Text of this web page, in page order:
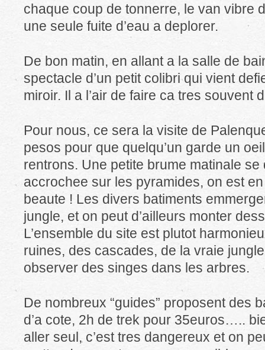
chaque coup de tonnerre, le van vibre
une seule fuite d’eau a deplorer.
De bon matin, en allant a la salle de
spectacle d’un petit colibri qui vient
miroir. Il a l’air de faire ca tres souvent
Pour nous, ce sera la visite de
pesos pour que quelqu’un garde un
rentrons. Une petite brume matinale
accrochee sur les pyramides, on est
beaute ! Les divers batiments
jungle, et on peut d’ailleurs monter
L’ensemble du site est plutot
ruines, des cascades, de la vraie
observer des singes dans les arbres.
De nombreux “guides” proposent des
d’a cote, 2h de trek pour 35euros…..
aller seul, c’est tres dangereux et on